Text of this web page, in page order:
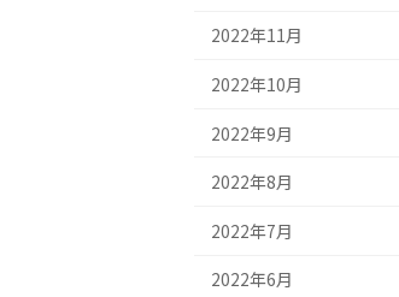
2022年11月
2022年10月
2022年9月
2022年8月
2022年7月
2022年6月